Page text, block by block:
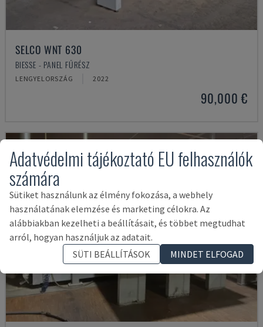
SELCO WNT 630
BIESSE - PANEL FŰRÉSZ
LENGYELORSZÁG 2022
90,000 €
Adatvédelmi tájékoztató EU felhasználók
számára
Sütiket használunk az élmény fokozása, a webhely
használatának elemzése és marketing célokra. Az
alábbiakban kezelheti a beállításait, és többet megtudhat
arról, hogyan használjuk az adatait.
SÜTI BEÁLLÍTÁSOK
MINDET ELFOGAD